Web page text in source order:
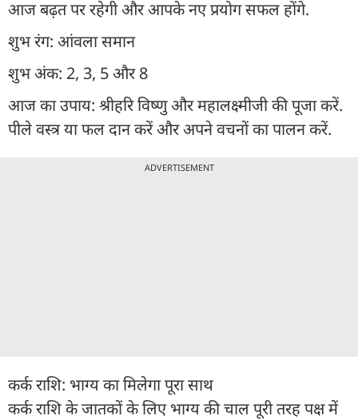
आज बढ़त पर रहेगी और आपके नए प्रयोग सफल होंगे.
शुभ रंग: आंवला समान
शुभ अंक: 2, 3, 5 और 8
आज का उपाय: श्रीहरि विष्णु और महालक्ष्मीजी की पूजा करें.
पीले वस्त्र या फल दान करें और अपने वचनों का पालन करें.
ADVERTISEMENT
कर्क राशि: भाग्य का मिलेगा पूरा साथ
कर्क राशि के जातकों के लिए भाग्य की चाल पूरी तरह पक्ष में